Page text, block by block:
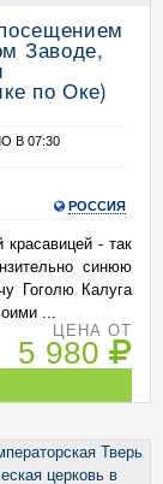
Заводе,
по Оке)
В 07:30
РОССИЯ
красавицей - так
синюю
Гоголю Калуга
...
ЦЕНА ОТ
5 980